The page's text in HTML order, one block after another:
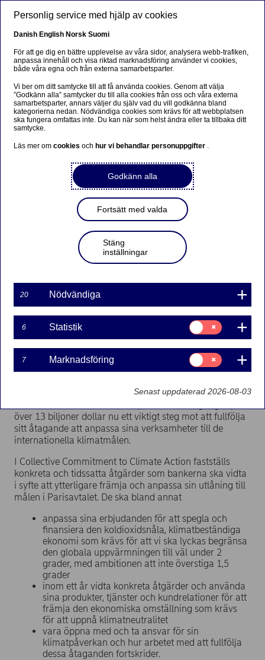
Anteeksi...
Sivua ei ole saatavilla suomeksi
Pysy sivulla|Siirry aiheeseen liittyvälle
Nordea ansluter sig till
Collective Commitment to
Climate Action
offentliggörandet av principerna för ansvarsfulla
avger Nordea tillsammans med 30 av de
banker som anslutit sig till principerna ett
gemensamt klimatlöfte – Collective Commitment to
Climate Action.
Genom detta banbrytande löfte tar de undertecknande
över 13 biljoner dollar nu ett viktigt steg mot att fullfölja
sitt åtagande att anpassa sina verksamheter till de
internationella klimatmålen.
I Collective Commitment to Climate Action fastställs
konkreta och tidssatta åtgärder som bankerna ska vidta
i syfte att ytterligare främja och anpassa sin utlåning till
målen i Parisavtalet. De ska bland annat
anpassa sina erbjudanden för att spegla och
finansiera den koldioxidsnåla, klimatbeständiga
ekonomi som krävs för att vi ska lyckas begränsa
den globala uppvärmningen till väl under 2
grader, med ambitionen att inte överstiga 1,5
grader
inom ett år vidta konkreta åtgärder och använda
sina produkter, tjänster och kundrelationer för att
främja den ekonomiska omställning som krävs
för att uppnå klimatneutralitet
vara öppna med och ta ansvar för sin
klimatpåverkan och hur arbetet med att fullfölja
dessa åtaganden fortskrider.
Personlig service med hjälp av cookies
Danish English Norsk Suomi
För att ge dig en bättre upplevelse av våra sidor, analysera webb-trafiken,
anpassa innehåll och visa riktad marknadsföring använder vi cookies,
både våra egna och från externa samarbetsparter.
Vi ber om ditt samtycke till att få använda cookies. Genom att välja
”Godkänn alla” samtycker du till alla cookies från oss och våra externa
samarbetsparter, annars väljer du själv vad du vill godkänna bland
kategorierna nedan. Nödvändiga cookies som krävs för att webbplatsen
ska fungera omfattas inte. Du kan när som helst ändra eller ta tillbaka ditt
samtycke.
Läs mer omcookiesoch hur vi behandlar personuppgifter .
Godkänn alla
Fortsätt med valda
Stäng
inställningar
20 Nödvändiga
6 Statistik
Samtycke
för:
Statistik
7 Marknadsföring
Samtycke
för:
Marknadsföring
Senast uppdaterad 2026-08-03